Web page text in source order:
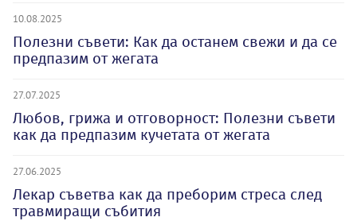
10.08.2025
Полезни съвети: Как да останем свежи и да се
предпазим от жегата
27.07.2025
Любов, грижа и отговорност: Полезни съвети
как да предпазим кучетата от жегата
27.06.2025
Лекар съветва как да преборим стреса след
травмиращи събития